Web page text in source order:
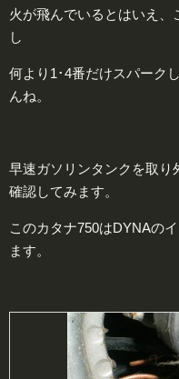
火が飛んでいるとはいえ
し
何より1･4番だけスパーク
んね。
早速ガソリンタンクを取り
確認してみます。
このカタナ750はDYNAの
ます。